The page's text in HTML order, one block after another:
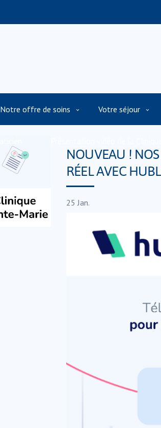
Notre offre de soins Votre séjour
NOUVEAU !
RÉEL AVEC
25 Jan.